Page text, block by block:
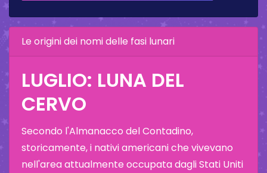
Le origini dei nomi delle fasi lunari
LUGLIO: LUNA DEL
CERVO
Secondo l'Almanacco del Contadino,
storicamente, i nativi americani che vivevano
nell'area attualmente occupata dagli Stati Uniti